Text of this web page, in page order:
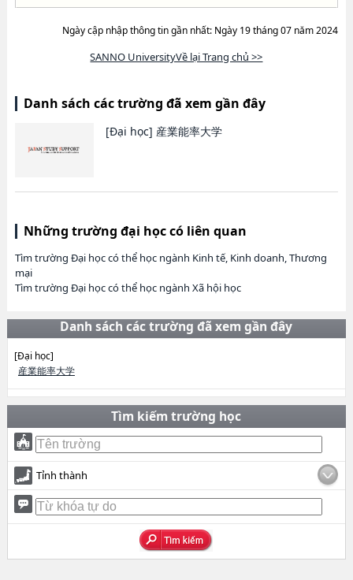
Ngày cập nhập thông tin gần nhất: Ngày 19 tháng 07 năm 2024
SANNO UniversityVề lại Trang chủ >>
Danh sách các trường đã xem gần đây
[Đại học] 産業能率大学
Những trường đại học có liên quan
Tìm trường Đại học có thể học ngành Kinh tế, Kinh doanh, Thương
mại
Tìm trường Đại học có thể học ngành Xã hội học
Danh sách các trường đã xem gần đây
[Đại học]
産業能率大学
Tìm kiếm trường học
Tỉnh thành